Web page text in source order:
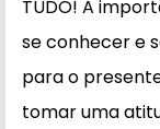
TUDO! A
se conhecer e
para o
tomar uma